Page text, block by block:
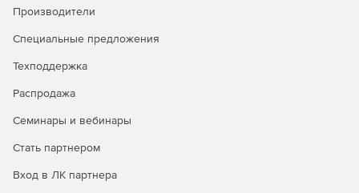
Производители
Специальные предложения
Техподдержка
Распродажа
Семинары и вебинары
Стать партнером
Вход в ЛК партнера